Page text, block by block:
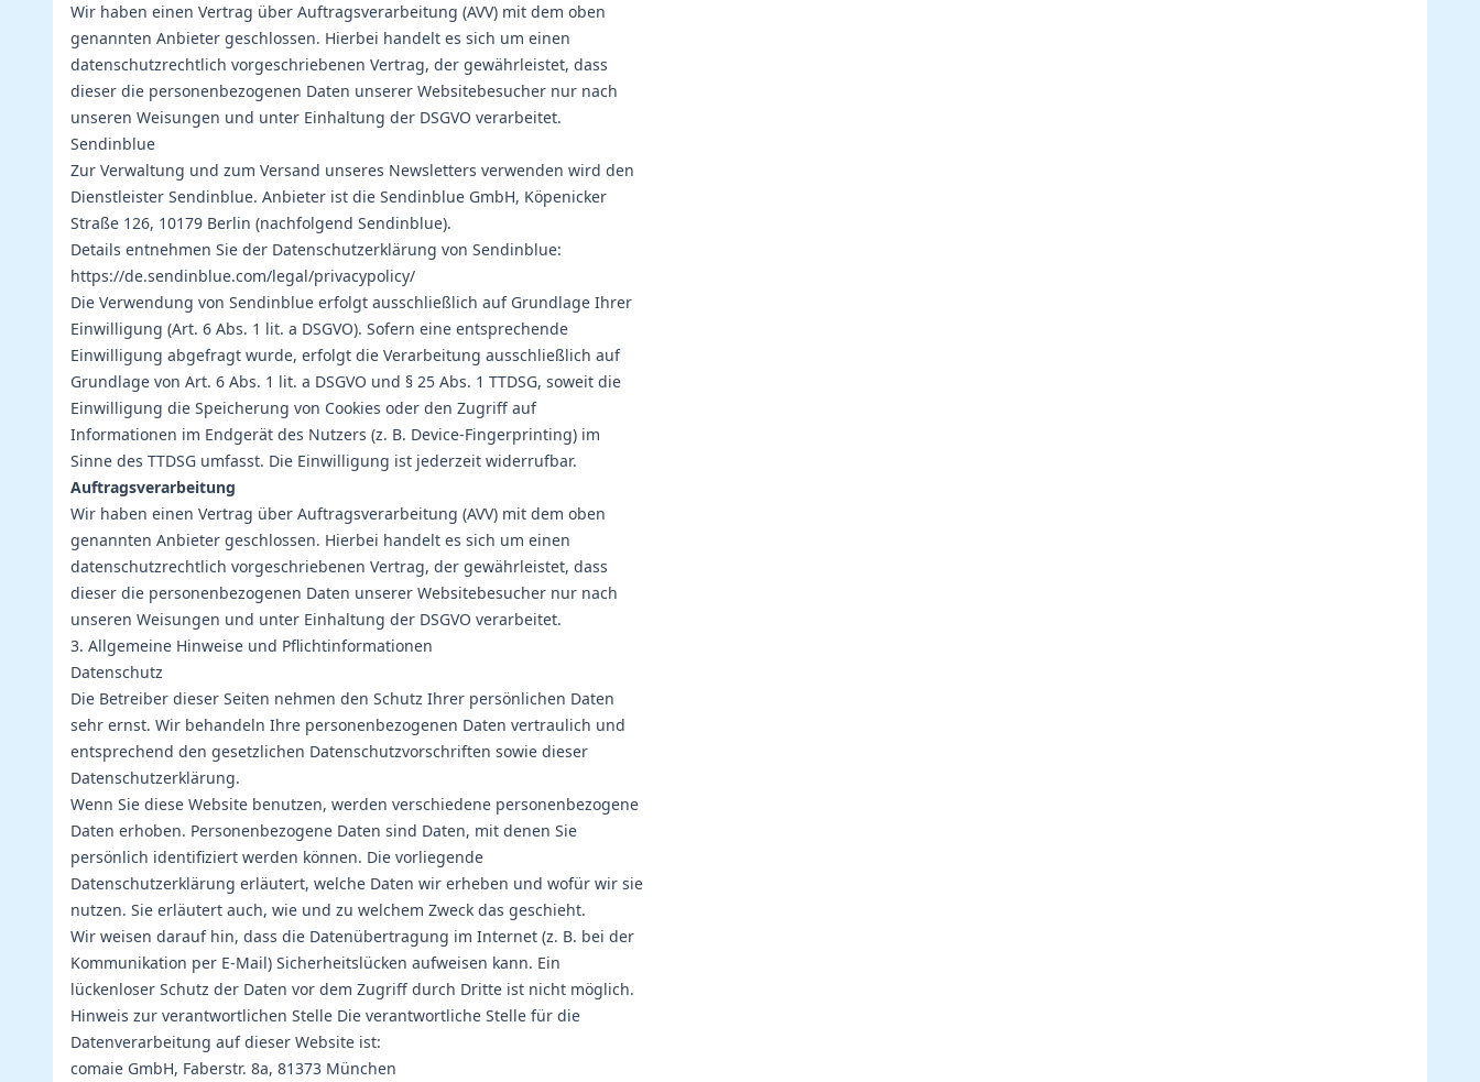
Wir haben einen Vertrag über Auftragsverarbeitung (AVV) mit dem oben
genannten Anbieter geschlossen. Hierbei handelt es sich um einen
datenschutzrechtlich vorgeschriebenen Vertrag, der gewährleistet, dass
dieser die personenbezogenen Daten unserer Websitebesucher nur nach
unseren Weisungen und unter Einhaltung der DSGVO verarbeitet.
Sendinblue
Zur Verwaltung und zum Versand unseres Newsletters verwenden wird den
Dienstleister Sendinblue. Anbieter ist die Sendinblue GmbH, Köpenicker
Straße 126, 10179 Berlin (nachfolgend Sendinblue).
Details entnehmen Sie der Datenschutzerklärung von Sendinblue:
https://de.sendinblue.com/legal/privacypolicy/
Die Verwendung von Sendinblue erfolgt ausschließlich auf Grundlage Ihrer
Einwilligung (Art. 6 Abs. 1 lit. a DSGVO). Sofern eine entsprechende
Einwilligung abgefragt wurde, erfolgt die Verarbeitung ausschließlich auf
Grundlage von Art. 6 Abs. 1 lit. a DSGVO und § 25 Abs. 1 TTDSG, soweit die
Einwilligung die Speicherung von Cookies oder den Zugriff auf
Informationen im Endgerät des Nutzers (z. B. Device-Fingerprinting) im
Sinne des TTDSG umfasst. Die Einwilligung ist jederzeit widerrufbar.
Auftragsverarbeitung
Wir haben einen Vertrag über Auftragsverarbeitung (AVV) mit dem oben
genannten Anbieter geschlossen. Hierbei handelt es sich um einen
datenschutzrechtlich vorgeschriebenen Vertrag, der gewährleistet, dass
dieser die personenbezogenen Daten unserer Websitebesucher nur nach
unseren Weisungen und unter Einhaltung der DSGVO verarbeitet.
3. Allgemeine Hinweise und Pflichtinformationen
Datenschutz
Die Betreiber dieser Seiten nehmen den Schutz Ihrer persönlichen Daten
sehr ernst. Wir behandeln Ihre personenbezogenen Daten vertraulich und
entsprechend den gesetzlichen Datenschutzvorschriften sowie dieser
Datenschutzerklärung.
Wenn Sie diese Website benutzen, werden verschiedene personenbezogene
Daten erhoben. Personenbezogene Daten sind Daten, mit denen Sie
persönlich identifiziert werden können. Die vorliegende
Datenschutzerklärung erläutert, welche Daten wir erheben und wofür wir sie
nutzen. Sie erläutert auch, wie und zu welchem Zweck das geschieht.
Wir weisen darauf hin, dass die Datenübertragung im Internet (z. B. bei der
Kommunikation per E-Mail) Sicherheitslücken aufweisen kann. Ein
lückenloser Schutz der Daten vor dem Zugriff durch Dritte ist nicht möglich.
Hinweis zur verantwortlichen Stelle Die verantwortliche Stelle für die
Datenverarbeitung auf dieser Website ist:
comaie GmbH, Faberstr. 8a, 81373 München